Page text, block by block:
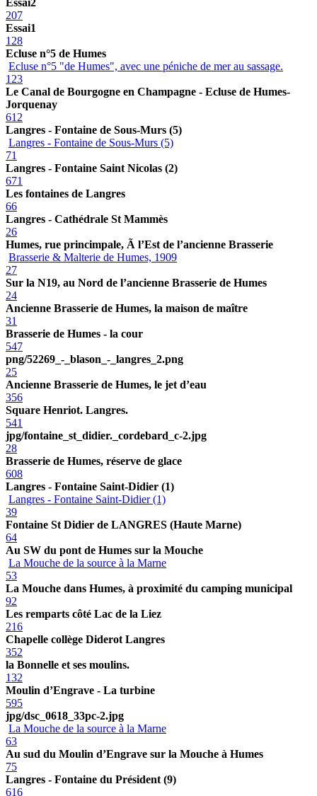
207
Essai1
128
Ecluse n°5 de Humes
Ecluse n°5 "de Humes", avec une péniche de mer au sassage.
123
Le Canal de Bourgogne en Champagne - Ecluse de Humes-
Jorquenay
612
Langres - Fontaine de Sous-Murs (5)
Langres - Fontaine de Sous-Murs (5)
71
Langres - Fontaine Saint Nicolas (2)
671
Les fontaines de Langres
66
Langres - Cathédrale St Mammès
26
Humes, rue princimpale, Ã l’Est de l’ancienne Brasserie
Brasserie & Malterie de Humes, 1909
27
Sur la N19, au Nord de l’ancienne Brasserie de Humes
24
Ancienne Brasserie de Humes, la maison de maître
31
Brasserie de Humes - la cour
547
png/52269_-_blason_-_langres_2.png
25
Ancienne Brasserie de Humes, le jet d’eau
356
Square Henriot. Langres.
541
jpg/fontaine_st_didier._cordebard_c-2.jpg
28
Brasserie de Humes, réserve de glace
608
Langres - Fontaine Saint-Didier (1)
Langres - Fontaine Saint-Didier (1)
39
Fontaine St Didier de LANGRES (Haute Marne)
64
Au SW du pont de Humes sur la Mouche
La Mouche de la source à la Marne
53
La Mouche dans Humes, à proximité du camping municipal
92
Les remparts côté Lac de la Liez
216
Chapelle collège Diderot Langres
352
la Bonnelle et ses moulins.
132
Moulin d’Engrave - La turbine
595
jpg/dsc_0618_33pc-2.jpg
La Mouche de la source à la Marne
63
Au sud du Moulin d’Engrave sur la Mouche à Humes
75
Langres - Fontaine du Président (9)
616